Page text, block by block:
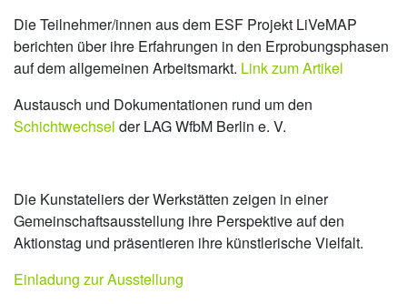
Die Teilnehmer/innen aus dem ESF Projekt LiVeMAP
berichten über ihre Erfahrungen in den Erprobungsphasen
auf dem allgemeinen Arbeitsmarkt. Link zum Artikel
Austausch und Dokumentationen rund um den
Schichtwechsel der LAG WfbM Berlin e. V.
Die Kunstateliers der Werkstätten zeigen in einer
Gemeinschaftsausstellung ihre Perspektive auf den
Aktionstag und präsentieren ihre künstlerische Vielfalt.
Einladung zur Ausstellung